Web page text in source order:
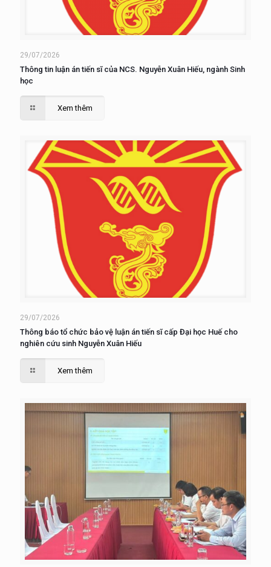
29/07/2026
Thông tin luận án tiến sĩ của NCS. Nguyễn Xuân Hiếu, ngành Sinh
học
Xem thêm
29/07/2026
Thông báo tổ chức bảo vệ luận án tiến sĩ cấp Đại học Huế cho
nghiên cứu sinh Nguyễn Xuân Hiếu
Xem thêm